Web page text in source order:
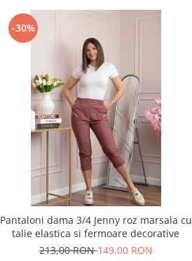
-30%
Pantaloni dama 3/4 Jenny roz marsala cu
talie elastica si fermoare decorative
213,00 RON149,00 RON